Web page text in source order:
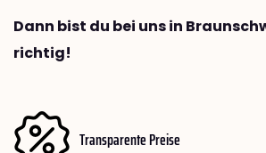
Dann bist du bei uns in
richtig!
Transparente Preise